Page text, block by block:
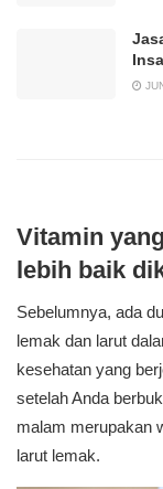
Vitamin
lebih baik
Sebelumnya, ada
lemak dan larut
kesehatan yang
setelah Anda
malam merupakan
larut lemak.